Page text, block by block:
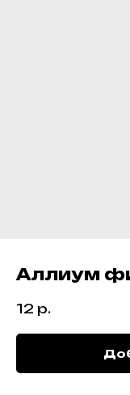
Аллиум
12 р.